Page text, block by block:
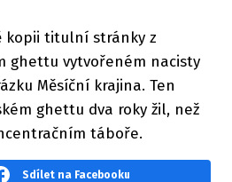
kopii titulní stránky z
ghettu vytvořeném nacisty
Měsíční krajina. Ten
ghettu dva roky žil, než
táboře.
Sdílet na Facebooku